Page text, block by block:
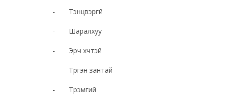
- Тэнцвэргүй
- Шаралхуу
- Эрч хүчтэй
- Түргэн зантай
- Түрэмгий